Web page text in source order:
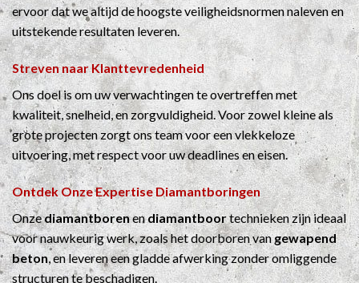
ervoor dat we altijd de hoogste veiligheidsnormen naleven en
uitstekende resultaten leveren.
Streven naar Klanttevredenheid
Ons doel is om uw verwachtingen te overtreffen met
kwaliteit, snelheid, en zorgvuldigheid. Voor zowel kleine als
grote projecten zorgt ons team voor een vlekkeloze
uitvoering, met respect voor uw deadlines en eisen.
Ontdek Onze ExpertiseDiamantboringen
Onzediamantborenendiamantboortechnieken zijn ideaal
voor nauwkeurig werk, zoals het doorboren vangewapend
beton, en leveren een gladde afwerking zonder omliggende
structuren te beschadigen.